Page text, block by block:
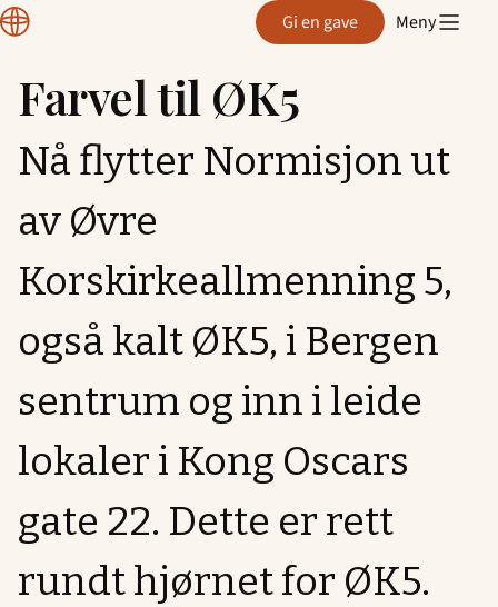
Hopp
innhold
Normisjon
Hordaland
Gi en gave Meny
Farvel til ØK5
Nå flytter Normisjon ut
av Øvre
Korskirkeallmenning 5,
også kalt ØK5, i Bergen
sentrum og inn i leide
lokaler i Kong Oscars
gate 22. Dette er rett
rundt hjørnet for ØK5.